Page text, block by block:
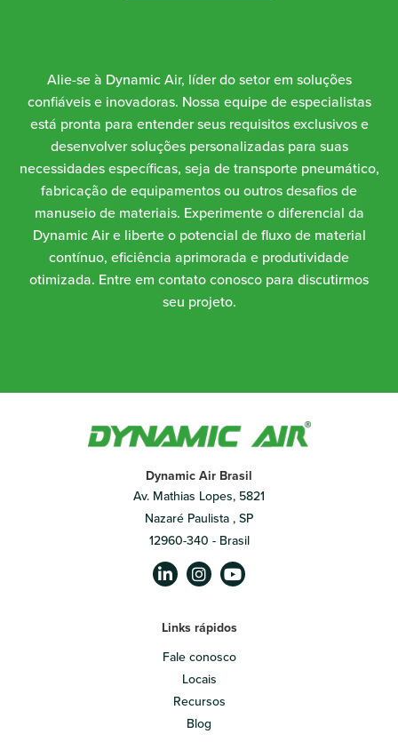
Alie-se à Dynamic Air, líder do setor em soluções
confiáveis e inovadoras. Nossa equipe de especialistas
está pronta para entender seus requisitos exclusivos e
desenvolver soluções personalizadas para suas
necessidades específicas, seja de transporte pneumático,
fabricação de equipamentos ou outros desafios de
manuseio de materiais. Experimente o diferencial da
Dynamic Air e liberte o potencial de fluxo de material
contínuo, eficiência aprimorada e produtividade
otimizada. Entre em contato conosco para discutirmos
seu projeto.
Dynamic Air Brasil
Av. Mathias Lopes, 5821
Nazaré Paulista , SP
12960-340 - Brasil
Links rápidos
Fale conosco
Locais
Recursos
Blog